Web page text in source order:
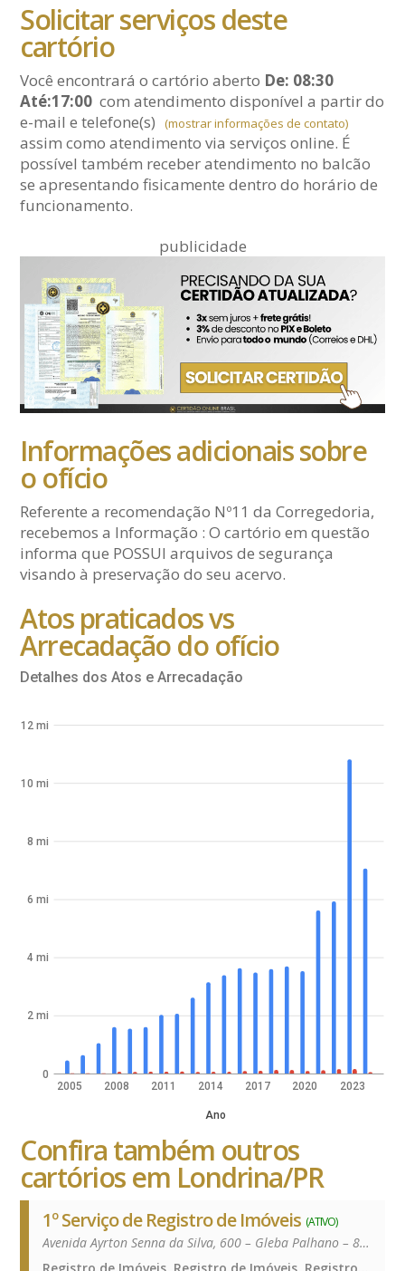
Solicitar serviços deste
cartório
Você encontrará o cartório aberto De: 08:30
Até:17:00 com atendimento disponível a partir do
e-maile telefone(s) (mostrar informações de contato)
assim como atendimento via serviços online. É
possível também receber atendimento no balcão
se apresentando fisicamente dentro do horário de
funcionamento.
publicidade
Informações adicionais sobre
o ofício
Referente a recomendação Nº11 da Corregedoria,
recebemos a Informação : O cartório em questão
informa que POSSUI arquivos de segurança
visando à preservação do seu acervo.
Atos praticados vs
Arrecadação do ofício
Detalhes dos Atos e Arrecadação
2005 2008 2011 2014 2017 2020 2023
Ano
0
2 mi
4 mi
6 mi
8 mi
10 mi
12 mi
Confira também outros
cartórios em Londrina/PR
1º Serviço de Registro de Imóveis (ATIVO)
Avenida Ayrton Senna da Silva, 600 – Gleba Palhano – 86050-460